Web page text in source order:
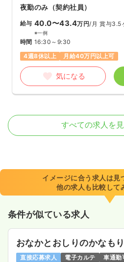
夜勤のみ（契約社員）
給与 40.0〜43.4万円/月 賞与3.5
※一例
時間 16:30～9:30
4週8休以上
月給40万円以上可
気になる
介護・福祉系正看護師 / 管理職
8:30～17:30
4週8休以上
月給40万円以上可
気になる
すべての求人を
イメージに合う求人は見
他の求人も比較して
条件が似ている求人
おなかとおしりのかなも
直接応募求人 電子カルテ
車通勤